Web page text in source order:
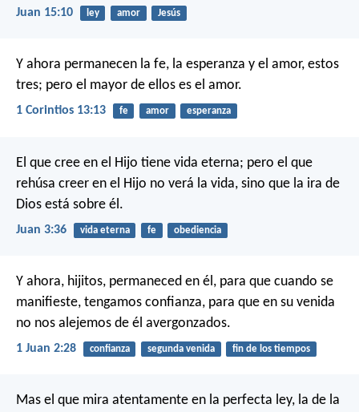
Juan 15:10 ley amor Jesús
Y ahora permanecen la fe, la esperanza y el amor, estos
tres; pero el mayor de ellos es el amor.
1 Corintios 13:13 fe amor esperanza
El que cree en el Hijo tiene vida eterna; pero el que
rehúsa creer en el Hijo no verá la vida, sino que la ira de
Dios está sobre él.
Juan 3:36 vida eterna fe obediencia
Y ahora, hijitos, permaneced en él, para que cuando se
manifieste, tengamos confianza, para que en su venida
no nos alejemos de él avergonzados.
1 Juan 2:28 confianza segunda venida fin de los tiempos
Mas el que mira atentamente en la perfecta ley, la de la